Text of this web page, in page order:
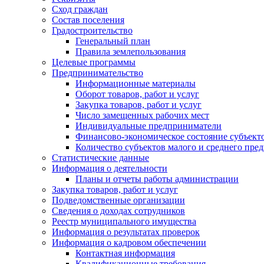
Сход граждан
Состав поселения
Градостроительство
Генеральный план
Правила землепользования
Целевые программы
Предпринимательство
Информационные материалы
Оборот товаров, работ и услуг
Закупка товаров, работ и услуг
Число замещенных рабочих мест
Индивидуальные предприниматели
Финансово-экономическое состояние
Количество субъектов малого и среднего
Статистические данные
Информация о деятельности
Планы и отчеты работы администрации
Закупка товаров, работ и услуг
Подведомственные организации
Сведения о доходах сотрудников
Реестр муниципального имущества
Информация о результатах проверок
Информация о кадровом обеспечении
Контактная информация